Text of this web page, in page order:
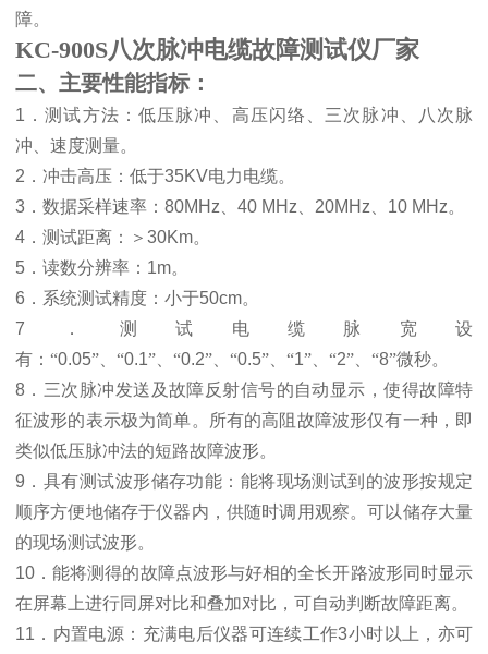
障。
KC-900S八次脉冲电缆故障测试仪厂家
二、主要性能指标：
1 ．测试方法：低压脉冲、高压闪络、三次脉冲、八次脉
冲、速度测量。
2 ．冲击高压：低于35KV电力电缆。
3 ．数据采样速率： 80MHz 40 MHz 20MHz 10 MHz。
4 ．测试距离： ＞ 30Km。
5 ．读数分辨率： 1m。
6 ．系统测试精度：小于50cm。
7 ．测试电缆脉宽设
有：“0.05”、“0.1”、“0.2”、“0.5”、“1”、“2”、“8”微秒。
8 ．三次脉冲发送及故障反射信号的自动显示，使得故障特
征波形的表示极为简单。所有的高阻故障波形仅有一种，即
类似低压脉冲法的短路故障波形。
9 ．具有测试波形储存功能：能将现场测试到的波形按规定
顺序方便地储存于仪器内，供随时调用观察。可以储存大量
的现场测试波形。
10 ．能将测得的故障点波形与好相的全长开路波形同时显示
在屏幕上进行同屏对比和叠加对比，可自动判断故障距离。
11 ．内置电源：充满电后仪器可连续工作3小时以上，亦可